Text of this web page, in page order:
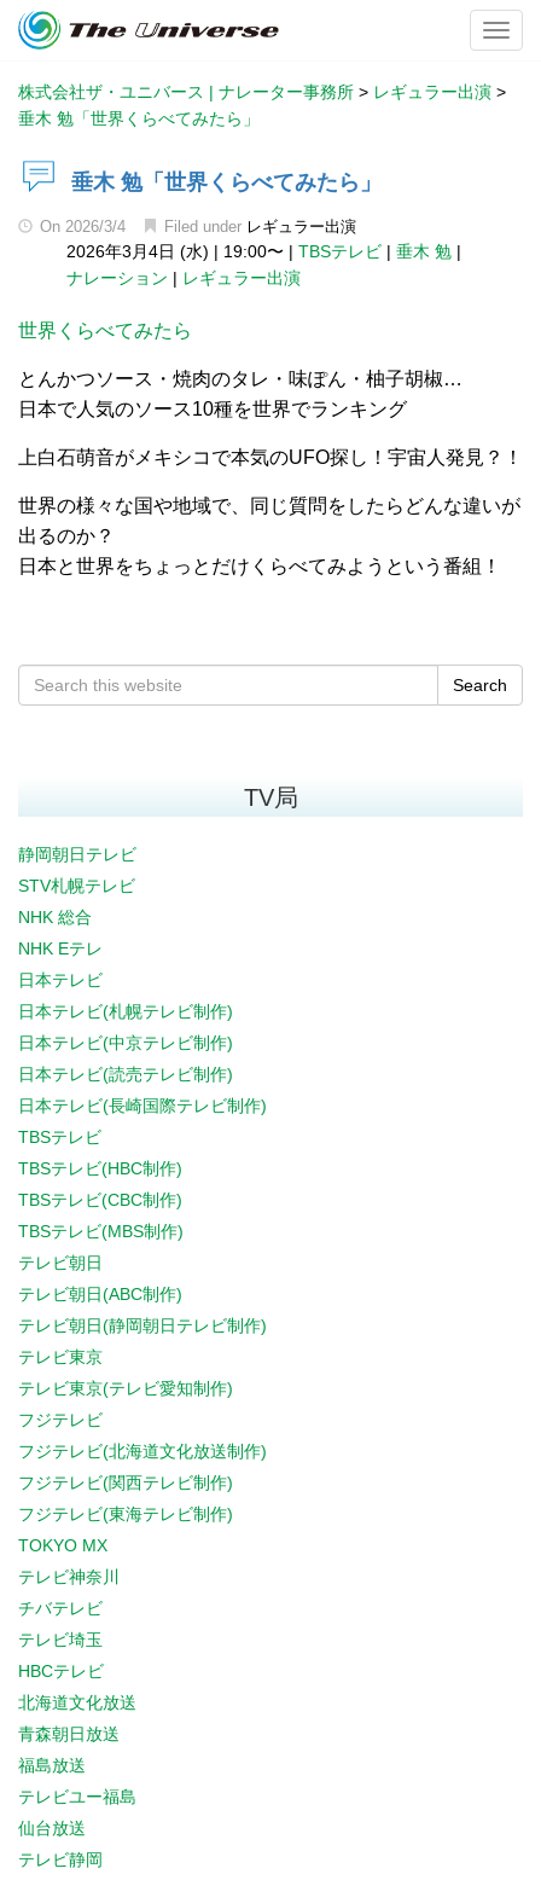
株式会社ザ・ユニバース | ナレーター事務所 > レギュラー出演 >
垂木 勉「世界くらべてみたら」
垂木 勉「世界くらべてみたら」
On 2026/3/4 Filed under レギュラー出演
2026年3月4日 (水) | 19:00〜 | TBSテレビ | 垂木 勉 |
ナレーション | レギュラー出演
世界くらべてみたら
とんかつソース・焼肉のタレ・味ぽん・柚子胡椒…
日本で人気のソース10種を世界でランキング
上白石萌音がメキシコで本気のUFO探し！宇宙人発見？！
世界の様々な国や地域で、同じ質問をしたらどんな違いが
出るのか？
日本と世界をちょっとだけくらべてみようという番組！
Search
TV局
静岡朝日テレビ
STV札幌テレビ
NHK 総合
NHK Eテレ
日本テレビ
日本テレビ(札幌テレビ制作)
日本テレビ(中京テレビ制作)
日本テレビ(読売テレビ制作)
日本テレビ(長崎国際テレビ制作)
TBSテレビ
TBSテレビ(HBC制作)
TBSテレビ(CBC制作)
TBSテレビ(MBS制作)
テレビ朝日
テレビ朝日(ABC制作)
テレビ朝日(静岡朝日テレビ制作)
テレビ東京
テレビ東京(テレビ愛知制作)
フジテレビ
フジテレビ(北海道文化放送制作)
フジテレビ(関西テレビ制作)
フジテレビ(東海テレビ制作)
TOKYO MX
テレビ神奈川
チバテレビ
テレビ埼玉
HBCテレビ
北海道文化放送
青森朝日放送
福島放送
テレビユー福島
仙台放送
テレビ静岡